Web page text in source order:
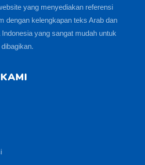
yang menyediakan referensi
dengan kelengkapan teks Arab dan
yang sangat mudah untuk